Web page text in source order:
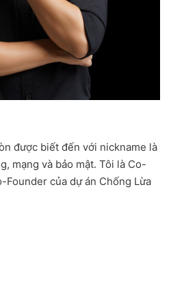
được biết đến với nickname là
mạng và bảo mật. Tôi là Co-
Founder của dự án Chống Lừa